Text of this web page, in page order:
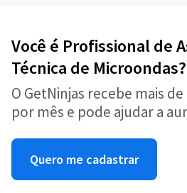
Você é Profissional de
Técnica de Microondas?
O GetNinjas recebe mais
por mês e pode ajudar a
Quero me cadastrar